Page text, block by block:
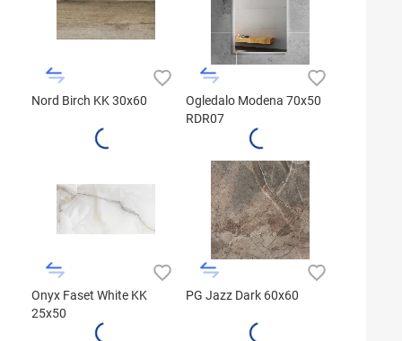
Nord Birch KK 30x60
Ogledalo Modena 70x50
RDR07
Onyx Faset White KK
25x50
PG Jazz Dark 60x60